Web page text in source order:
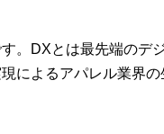
。DXとは最先端のデ
によるアパレル業界の